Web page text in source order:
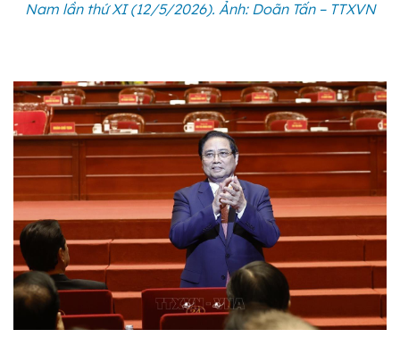
Nam lần thứ XI (12/5/2026). Ảnh: Doãn Tấn – TTXVN